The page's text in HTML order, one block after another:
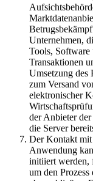
Unternehmen,
Tools,
Transaktionen
Umsetzung des
zum Versand
elektronischer
der Anbieter
die Server
Der Kontakt
Anwendung
initiiert werden,
um den